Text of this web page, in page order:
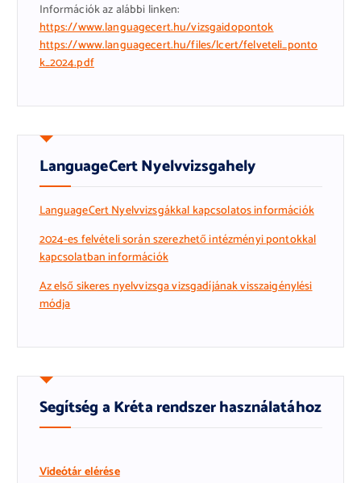
Információk az alábbi linken:
https://www.languagecert.hu/vizsgaidopontok
https://www.languagecert.hu/files/lcert/felveteli_ponto
k_2024.pdf
LanguageCert Nyelvvizsgahely
LanguageCert Nyelvvizsgákkal kapcsolatos információk
2024-es felvételi során szerezhető intézményi pontokkal
kapcsolatban információk
Az első sikeres nyelvvizsga vizsgadíjának visszaigénylési
módja
Segítség a Kréta rendszer használatához
Videótár elérése